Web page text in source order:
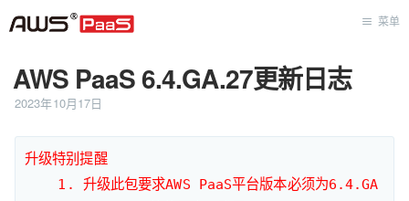
首页
菜单
AWS PaaS 6.4.GA.27更新日志
2023年10月17日
升级特别提醒